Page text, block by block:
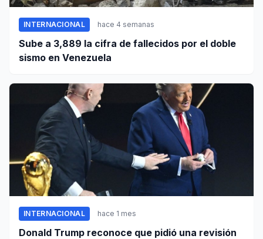
INTERNACIONAL hace 4 semanas
Sube a 3,889 la cifra de fallecidos por el doble
sismo en Venezuela
INTERNACIONAL hace 1 mes
Donald Trump reconoce que pidió una revisión